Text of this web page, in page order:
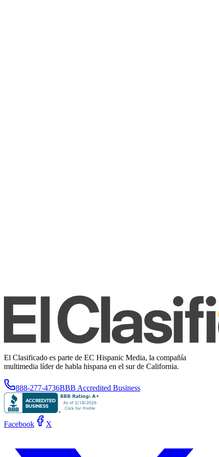
El Clasificado es parte de EC Hispanic Media, la compañía
multimedia líder de habla hispana en el sur de California.
888-277-4736BBB Accredited Business
Facebook X